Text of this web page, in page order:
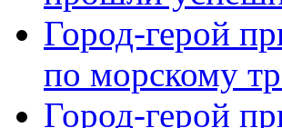
Город-герой
по морскому
Город-герой